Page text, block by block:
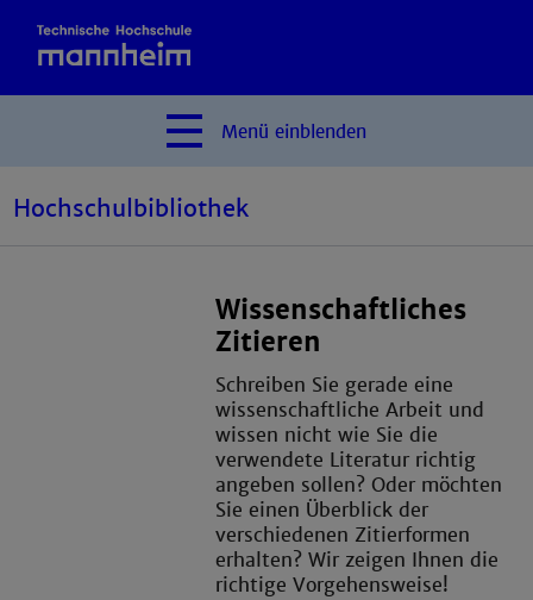
Menü einblenden
Hochschulbibliothek
Wissenschaftliches
Zitieren
Schreiben Sie gerade eine
wissenschaftliche Arbeit und
wissen nicht wie Sie die
verwendete Literatur richtig
angeben sollen? Oder möchten
Sie einen Überblick der
verschiedenen Zitierformen
erhalten? Wir zeigen Ihnen die
richtige Vorgehensweise!